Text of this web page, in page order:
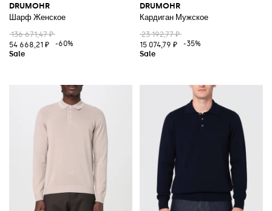
DRUMOHR
Шарф Женское
136 671,47 ₽
54 668,21 ₽
-60%
DRUMOHR
Кардиган Мужское
23 192,77 ₽
15 074,79 ₽
-35%